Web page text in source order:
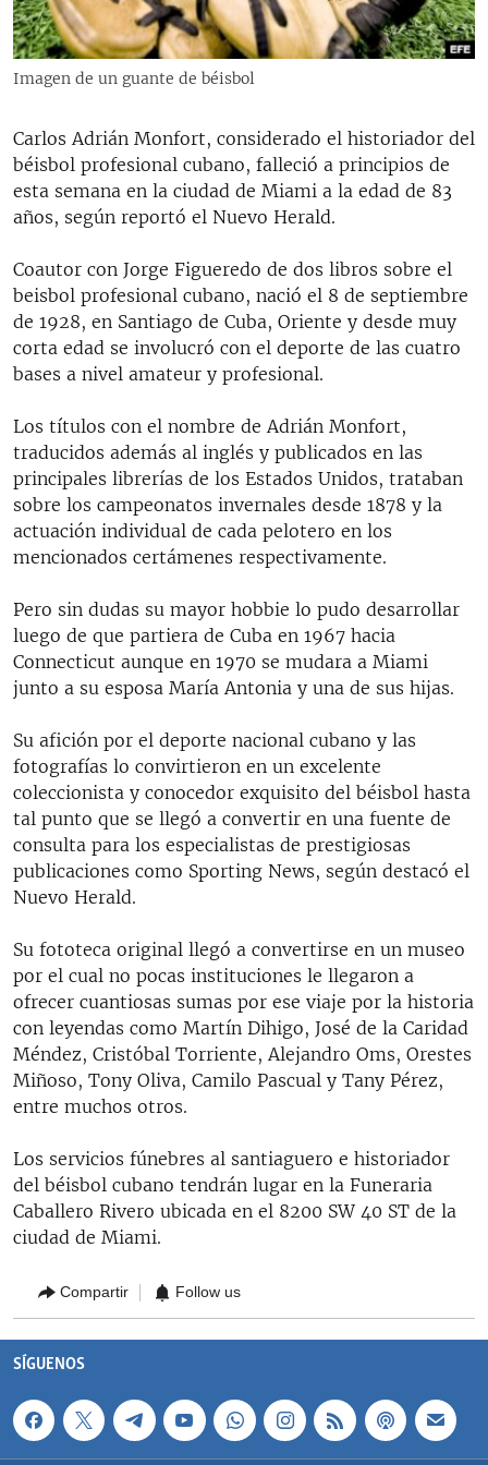
RADIO MARTÍ
ESPECIALES
LA REALIDAD DE LA VIVIENDA EN CUBA
SER VIEJO EN CUBA
KENTU-CUBANO
DESINFORMACIÓN RUSA EN AMÉRICA LATINA
LA INVASIÓN DE RUSIA A UCRANIA
EDITORIALES
SÍGUENOS
Imagen de un guante de béisbol
Carlos Adrián Monfort, considerado el historiador del
béisbol profesional cubano, falleció a principios de
esta semana en la ciudad de Miami a la edad de 83
años, según reportó el Nuevo Herald.
Coautor con Jorge Figueredo de dos libros sobre el
beisbol profesional cubano, nació el 8 de septiembre
de 1928, en Santiago de Cuba, Oriente y desde muy
corta edad se involucró con el deporte de las cuatro
bases a nivel amateur y profesional.
Los títulos con el nombre de Adrián Monfort,
traducidos además al inglés y publicados en las
principales librerías de los Estados Unidos, trataban
sobre los campeonatos invernales desde 1878 y la
actuación individual de cada pelotero en los
mencionados certámenes respectivamente.
Pero sin dudas su mayor hobbie lo pudo desarrollar
luego de que partiera de Cuba en 1967 hacia
Connecticut aunque en 1970 se mudara a Miami
junto a su esposa María Antonia y una de sus hijas.
Su afición por el deporte nacional cubano y las
fotografías lo convirtieron en un excelente
coleccionista y conocedor exquisito del béisbol hasta
tal punto que se llegó a convertir en una fuente de
consulta para los especialistas de prestigiosas
publicaciones como Sporting News, según destacó el
Nuevo Herald.
Su fototeca original llegó a convertirse en un museo
por el cual no pocas instituciones le llegaron a
ofrecer cuantiosas sumas por ese viaje por la historia
con leyendas como Martín Dihigo, José de la Caridad
Méndez, Cristóbal Torriente, Alejandro Oms, Orestes
Miñoso, Tony Oliva, Camilo Pascual y Tany Pérez,
entre muchos otros.
Los servicios fúnebres al santiaguero e historiador
del béisbol cubano tendrán lugar en la Funeraria
Caballero Rivero ubicada en el 8200 SW 40 ST de la
ciudad de Miami.
Compartir Follow us
SÍGUENOS